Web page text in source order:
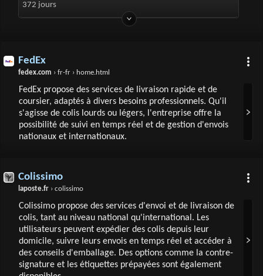
372 jours
FedEx
fedex.com › fr-fr › home.html
FedEx propose des services de livraison rapide et de
coursier, adaptés à divers besoins professionnels. Qu'il
s'agisse de colis lourds ou légers, l'entreprise offre la
possibilité de suivi en temps réel et de gestion d'envois
nationaux et internationaux.
Colissimo
laposte.fr › colissimo
Colissimo propose des services d'envoi et de livraison de
colis, tant au niveau national qu'international. Les
utilisateurs peuvent expédier des colis depuis leur
domicile, suivre leurs envois en temps réel et accéder à
des conseils d'emballage. Des options comme la contre-
signature et les étiquettes prépayées sont également